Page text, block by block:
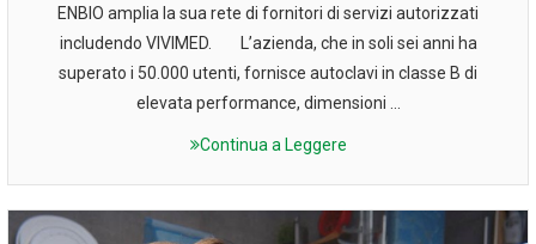
ENBIO amplia la sua rete di fornitori di servizi autorizzati
includendo VIVIMED. L’azienda, che in soli sei anni ha
superato i 50.000 utenti, fornisce autoclavi in classe B di
elevata performance, dimensioni ...
Continua a Leggere